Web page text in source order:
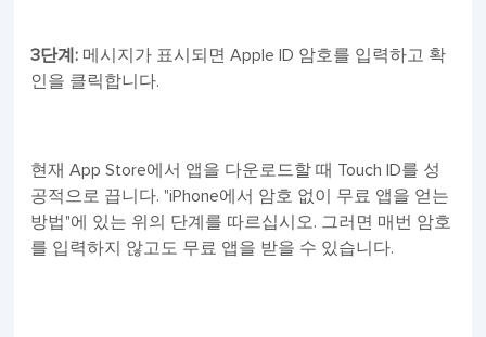
3단계: 메시지가 표시되면 Apple ID 암호를 입력하고 확
인을 클릭합니다.
현재 App Store에서 앱을 다운로드할 때 Touch ID를 성
공적으로 끕니다. "iPhone에서 암호 없이 무료 앱을 얻는
방법"에 있는 위의 단계를 따르십시오. 그러면 매번 암호
를 입력하지 않고도 무료 앱을 받을 수 있습니다.